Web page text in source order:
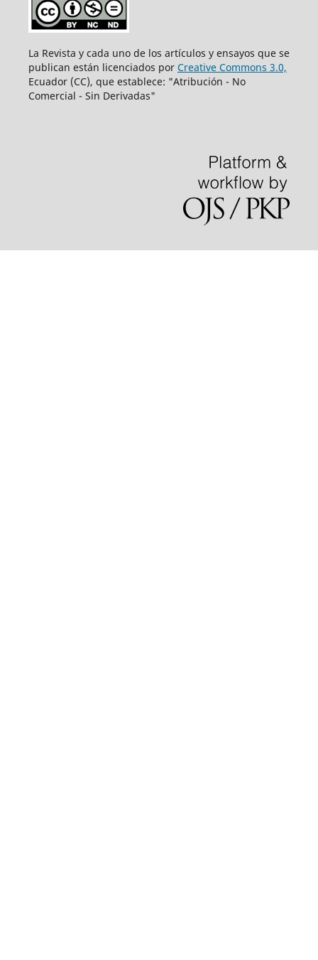
La Revista y cada uno de los artículos y ensayos que se
publican están licenciados por Creative Commons 3.0,
Ecuador (CC), que establece: "Atribución - No
Comercial - Sin Derivadas"